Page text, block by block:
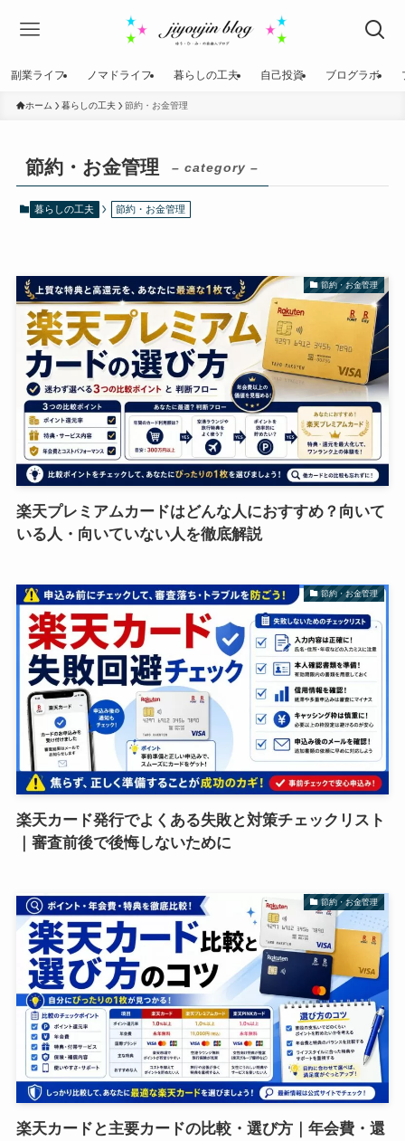
副業ライフ ノマドライフ 暮らしの工夫 自己投資 ブログラボ
ホーム 暮らしの工夫 節約・お金管理
節約・お金管理 – category –
暮らしの工夫 節約・お金管理
節約・お金管理
楽天プレミアムカードはどんな人におすすめ？向いて
いる人・向いていない人を徹底解説
節約・お金管理
楽天カード発行でよくある失敗と対策チェックリスト
｜審査前後で後悔しないために
節約・お金管理
楽天カードと主要カードの比較・選び方｜年会費・還